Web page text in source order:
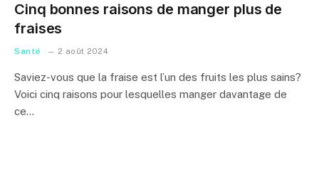
Cinq bonnes raisons de manger plus de
fraises
Santé 2 août 2024
Saviez-vous que la fraise est l’un des fruits les plus sains?
Voici cinq raisons pour lesquelles manger davantage de
ce…